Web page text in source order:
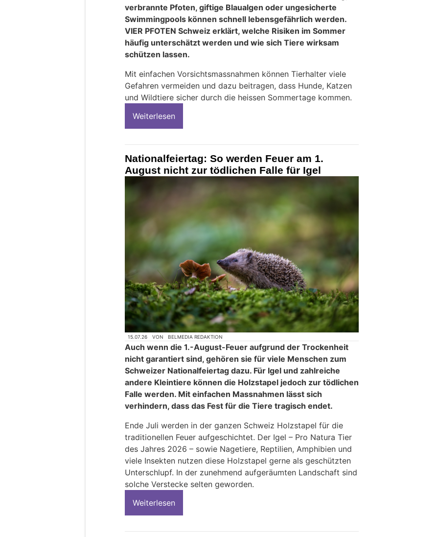
verbrannte Pfoten, giftige Blaualgen oder ungesicherte
Swimmingpools können schnell lebensgefährlich werden.
VIER PFOTEN Schweiz erklärt, welche Risiken im Sommer
häufig unterschätzt werden und wie sich Tiere wirksam
schützen lassen.
Mit einfachen Vorsichtsmassnahmen können Tierhalter viele
Gefahren vermeiden und dazu beitragen, dass Hunde, Katzen
und Wildtiere sicher durch die heissen Sommertage kommen.
Weiterlesen
Nationalfeiertag: So werden Feuer am 1.
August nicht zur tödlichen Falle für Igel
15.07.26 VON BELMEDIA REDAKTION
Auch wenn die 1.-August-Feuer aufgrund der Trockenheit
nicht garantiert sind, gehören sie für viele Menschen zum
Schweizer Nationalfeiertag dazu. Für Igel und zahlreiche
andere Kleintiere können die Holzstapel jedoch zur tödlichen
Falle werden. Mit einfachen Massnahmen lässt sich
verhindern, dass das Fest für die Tiere tragisch endet.
Ende Juli werden in der ganzen Schweiz Holzstapel für die
traditionellen Feuer aufgeschichtet. Der Igel – Pro Natura Tier
des Jahres 2026 – sowie Nagetiere, Reptilien, Amphibien und
viele Insekten nutzen diese Holzstapel gerne als geschützten
Unterschlupf. In der zunehmend aufgeräumten Landschaft sind
solche Verstecke selten geworden.
Weiterlesen